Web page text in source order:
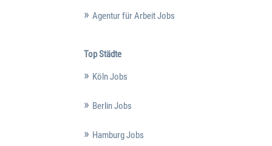
Agentur für Arbeit Jobs
Top Städte
Köln Jobs
Berlin Jobs
Hamburg Jobs